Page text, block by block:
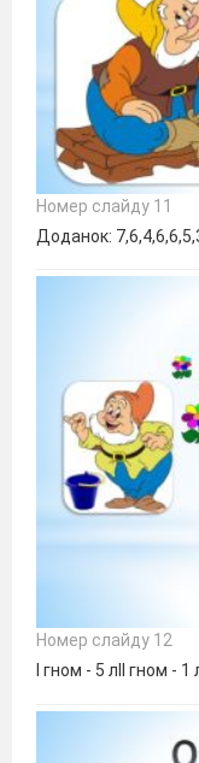
Номер слайду 11
Доданок:
Номер слайду 12
І гном - 5 лІІ гном - 1